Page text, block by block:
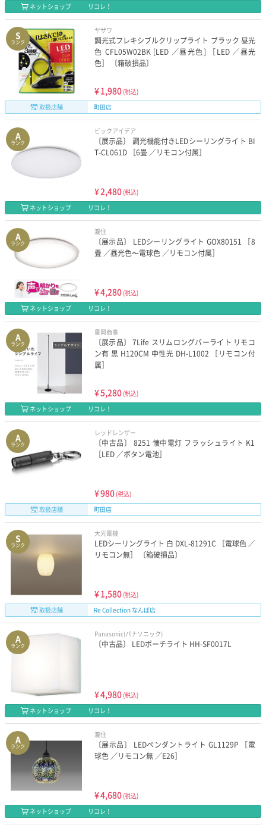
ネットショップ リコレ！
S
ランク
ヤザワ
調光式フレキシブルクリップライト ブラック 昼光
色 CFL05W02BK [LED ／昼光色] ［LED ／昼光
色］ 〔箱破損品〕
¥1,980 (税込)
取扱店舗
町田店
A
ランク
ビックアイデア
〔展示品〕 調光機能付きLEDシーリングライト BI
T-CL061D ［6畳 ／リモコン付属］
¥2,480 (税込)
ネットショップ
リコレ！
A
ランク
瀧住
〔展示品〕 LEDシーリングライト GOX80151 ［8
畳 ／昼光色〜電球色 ／リモコン付属］
¥4,280 (税込)
ネットショップ
リコレ！
A
ランク
星岡商事
〔展示品〕 7Life スリムロングバーライト リモコ
ン有 黒 H120CM 中性光 DH-L1002 ［リモコン付
属］
¥5,280 (税込)
ネットショップ
リコレ！
A
ランク
レッドレンザー
〔中古品〕 8251 懐中電灯 フラッシュライト K1
［LED ／ボタン電池］
¥980 (税込)
取扱店舗
町田店
S
ランク
大光電機
LEDシーリングライト 白 DXL-81291C ［電球色 ／
リモコン無］ 〔箱破損品〕
¥1,580 (税込)
取扱店舗
Re Collection なんば店
A
ランク
Panasonic(パナソニック)
〔中古品〕 LEDポーチライト HH-SF0017L
¥4,980 (税込)
ネットショップ
リコレ！
A
ランク
瀧住
〔展示品〕 LEDペンダントライト GL1129P ［電
球色 ／リモコン無 ／E26］
¥4,680 (税込)
ネットショップ
リコレ！